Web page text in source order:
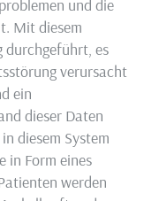
und die
Mit diesem
durchgeführt, es
verursacht
ein
dieser Daten
diesem System
in Form eines
werden